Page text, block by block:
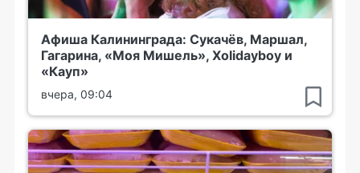
Афиша Калининграда: Сукачёв, Маршал,
Гагарина, «Моя Мишель», Xolidayboy и
«Кауп»
вчера, 09:04